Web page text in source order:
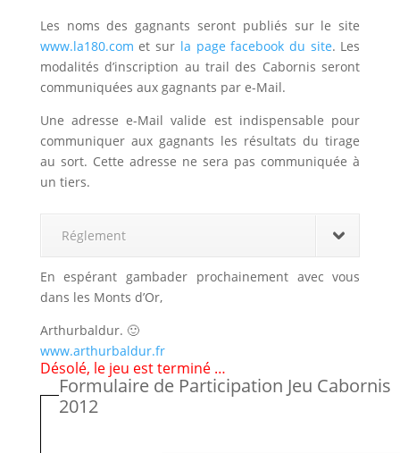
Les noms des gagnants seront publiés sur le site
www.la180.com et sur la page facebook du site. Les
modalités d’inscription au trail des Cabornis seront
communiquées aux gagnants par e-Mail.
Une adresse e-Mail valide est indispensable pour
communiquer aux gagnants les résultats du tirage
au sort. Cette adresse ne sera pas communiquée à
un tiers.
Réglement
En espérant gambader prochainement avec vous
dans les Monts d’Or,
Arthurbaldur. 🙂
www.arthurbaldur.fr
Désolé, le jeu est terminé …
Formulaire de Participation Jeu Cabornis
2012